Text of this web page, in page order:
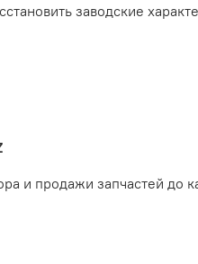
износом.
заводские
и продажи запчастей до